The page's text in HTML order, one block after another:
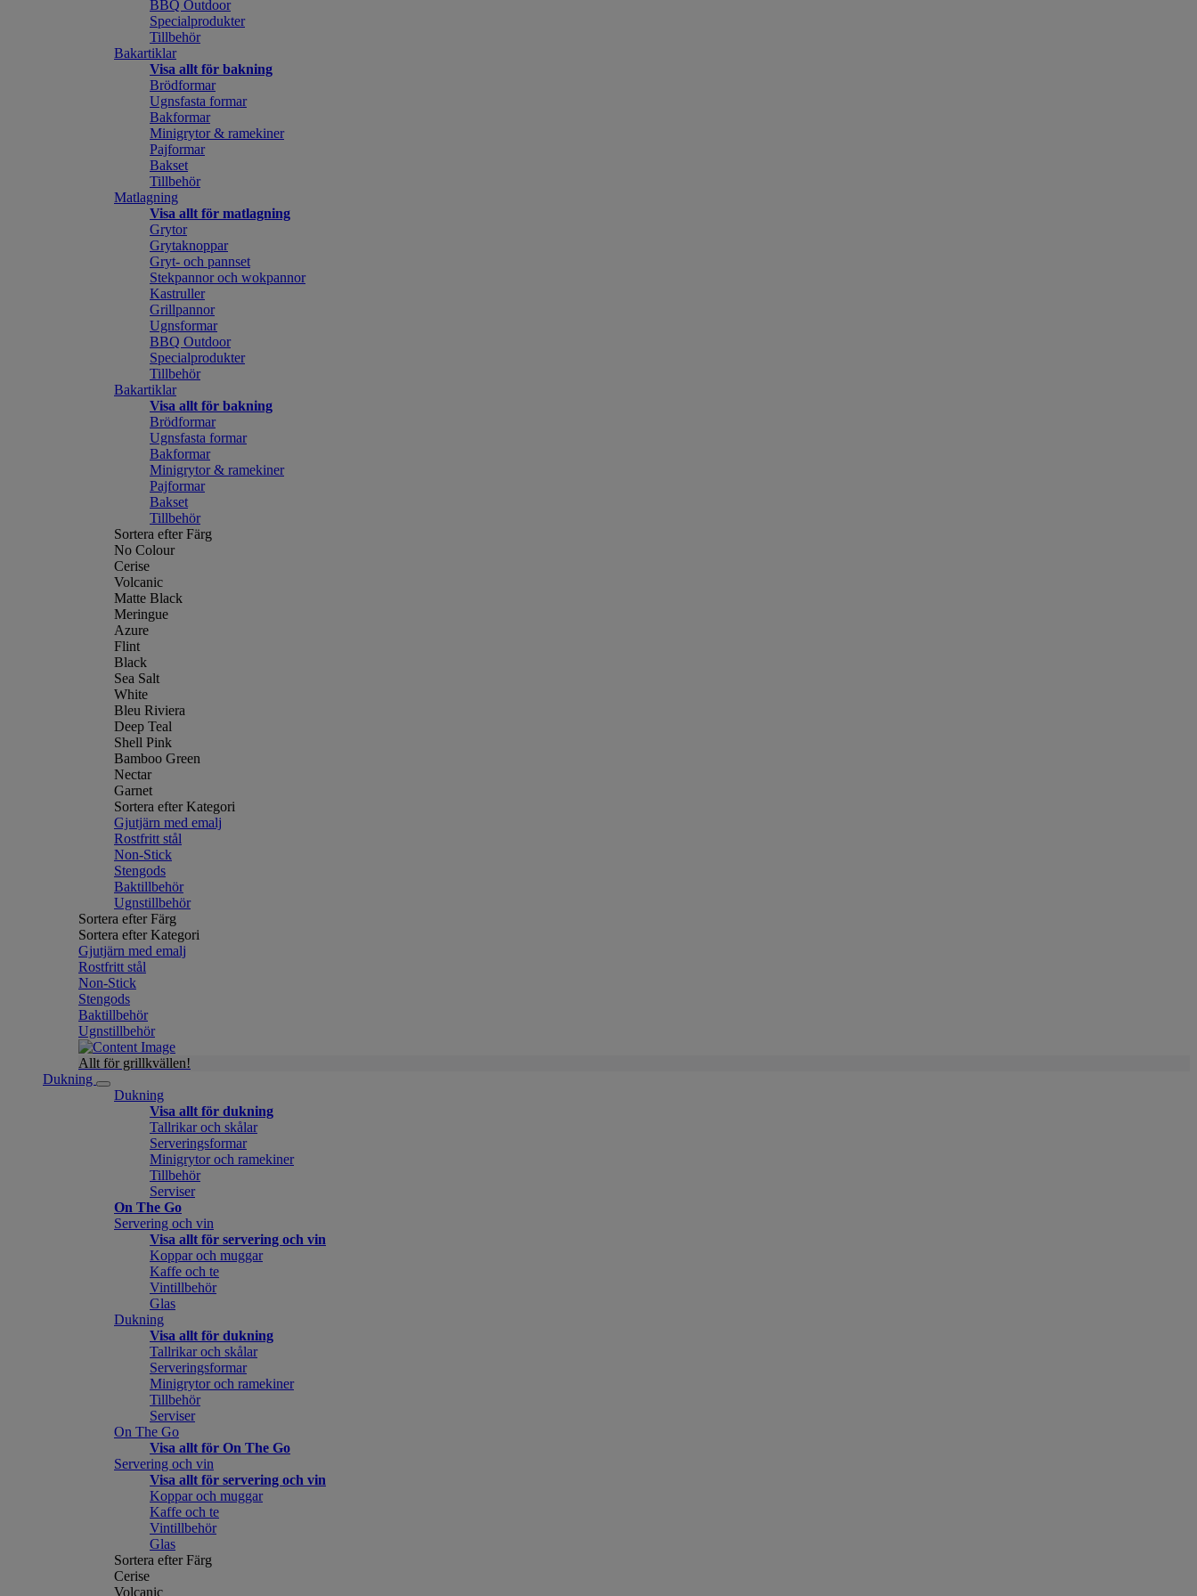
BBQ Outdoor
Specialprodukter
Tillbehör
Bakartiklar
Visa allt för bakning
Brödformar
Ugnsfasta formar
Bakformar
Minigrytor & ramekiner
Pajformar
Bakset
Tillbehör
Matlagning
Visa allt för matlagning
Grytor
Grytaknoppar
Gryt- och pannset
Stekpannor och wokpannor
Kastruller
Grillpannor
Ugnsformar
BBQ Outdoor
Specialprodukter
Tillbehör
Bakartiklar
Visa allt för bakning
Brödformar
Ugnsfasta formar
Bakformar
Minigrytor & ramekiner
Pajformar
Bakset
Tillbehör
Sortera efter Färg
No Colour
Cerise
Volcanic
Matte Black
Meringue
Azure
Flint
Black
Sea Salt
White
Bleu Riviera
Deep Teal
Shell Pink
Bamboo Green
Nectar
Garnet
Sortera efter Kategori
Gjutjärn med emalj
Rostfritt stål
Non-Stick
Stengods
Baktillbehör
Ugnstillbehör
Sortera efter Färg
Sortera efter Kategori
Gjutjärn med emalj
Rostfritt stål
Non-Stick
Stengods
Baktillbehör
Ugnstillbehör
Allt för grillkvällen!
Dukning
Dukning
Visa allt för dukning
Tallrikar och skålar
Serveringsformar
Minigrytor och ramekiner
Tillbehör
Serviser
On The Go
Servering och vin
Visa allt för servering och vin
Koppar och muggar
Kaffe och te
Vintillbehör
Glas
Dukning
Visa allt för dukning
Tallrikar och skålar
Serveringsformar
Minigrytor och ramekiner
Tillbehör
Serviser
On The Go
Visa allt för On The Go
Servering och vin
Visa allt för servering och vin
Koppar och muggar
Kaffe och te
Vintillbehör
Glas
Sortera efter Färg
Cerise
Volcanic